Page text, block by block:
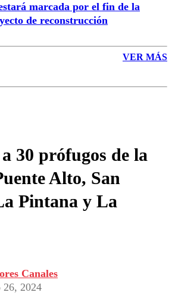
marcada por el fin de la
de reconstrucción
VER MÁS
30 prófugos de la
Alto, San
Pintana y La
Canales
26, 2024